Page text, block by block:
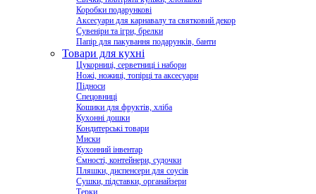
Коробки подарункові
Аксесуари для карнавалу та святковий декор
Сувеніри та ігри, брелки
Папір для пакування подарунків, банти
Товари для кухні
Цукорниці, серветниці і набори
Ножі, ножиці, топірці та аксесуари
Підноси
Спецовниці
Кошики для фруктів, хліба
Кухонні дошки
Кондитерські товари
Миски
Кухонний інвентар
Ємності, контейнери, судочки
Пляшки, диспенсери для соусів
Сушки, підставки, органайзери
Терки